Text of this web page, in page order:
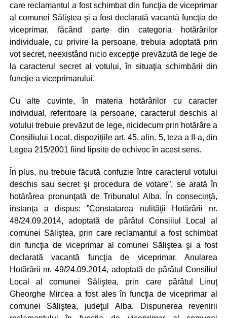
care reclamantul a fost schimbat din funcţia de viceprimar
al comunei Săliştea şi a fost declarată vacantă funcţia de
viceprimar, făcând parte din categoria hotărârilor
individuale, cu privire la persoane, trebuia adoptată prin
vot secret, neexistând nicio excepţie prevăzută de lege de
la caracterul secret al votului, în situaţia schimbării din
funcţie a viceprimarului.
Cu alte cuvinte, în materia hotărârilor cu caracter
individual, referitoare la persoane, caracterul deschis al
votului trebuie prevăzut de lege, nicidecum prin hotărâre a
Consiliului Local, dispoziţiile art. 45, alin. 5, teza a II-a, din
Legea 215/2001 fiind lipsite de echivoc în acest sens.
În plus, nu trebuie făcută confuzie între caracterul votului
deschis sau secret şi procedura de votare”, se arată în
hotărârea pronunţată de Tribunalul Alba. În consecinţă,
instanţa a dispus: ”Constatarea nulităţii Hotărârii nr.
48/24.09.2014, adoptată de pârâtul Consiliul Local al
comunei Săliştea, prin care reclamantul a fost schimbat
din funcţia de viceprimar al comunei Săliştea şi a fost
declarată vacantă funcţia de viceprimar. Anularea
Hotărârii nr. 49/24.09.2014, adoptată de pârâtul Consiliul
Local al comunei Săliştea, prin care pârâtul Linuţ
Gheorghe Mircea a fost ales în funcţia de viceprimar al
comunei Săliştea, judeţul Alba. Dispunerea revenirii